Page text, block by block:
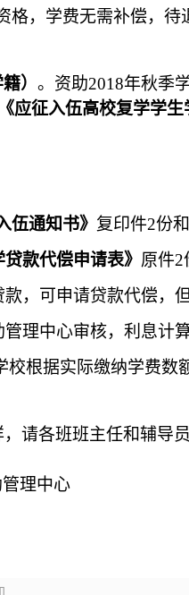
格，学费无需补偿，待
） 。资助2018年秋季
《应征入伍高校复学学生
伍通知书》 复印件2份
款代偿申请表》 原件2
，可申请贷款代偿，
理中心审核，利息计
根据实际缴纳学费数
请各班班主任和辅导
理中心